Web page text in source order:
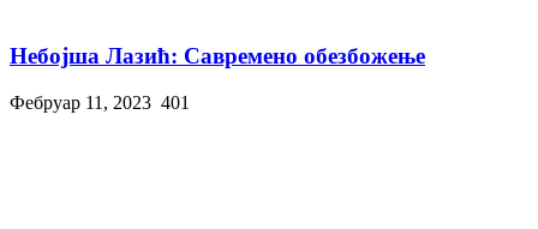
Небојша Лазић: Савремено обезбожење
Фебруар 11, 2023 401